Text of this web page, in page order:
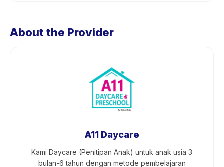
About the Provider
A11 Daycare
Kami Daycare (Penitipan Anak) untuk anak usia 3
bulan-6 tahun dengan metode pembelajaran